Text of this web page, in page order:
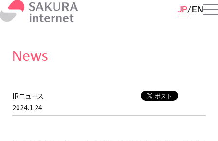
JP EN
News
IRニュース
2024.1.24